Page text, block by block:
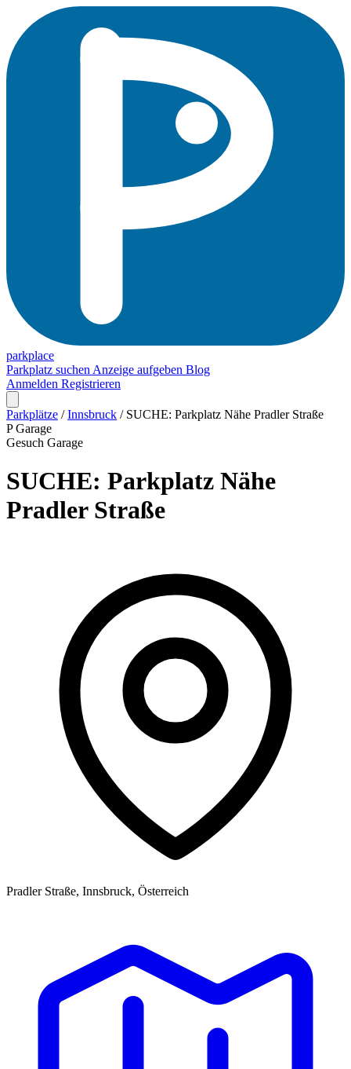
parkplace
Parkplatz suchen Anzeige aufgeben Blog
Anmelden Registrieren
Parkplätze / Innsbruck / SUCHE: Parkplatz Nähe Pradler Straße
P Garage
Gesuch Garage
SUCHE: Parkplatz Nähe
Pradler Straße
Pradler Straße, Innsbruck, Österreich